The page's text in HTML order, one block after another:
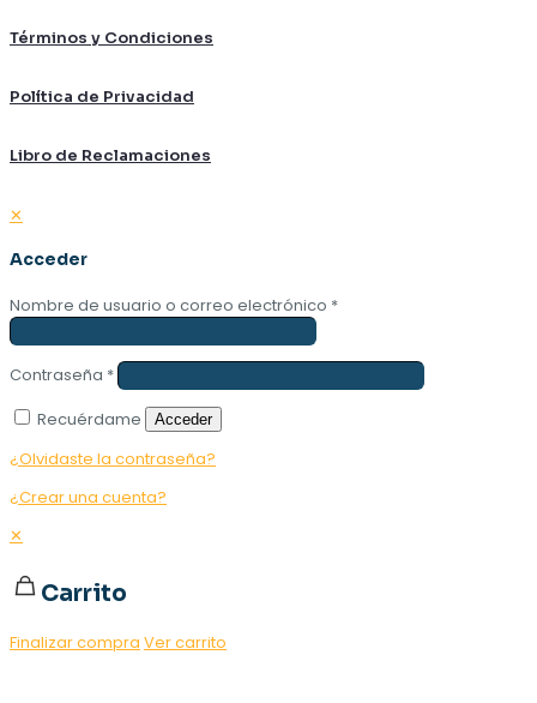
Términos y Condiciones
Política de Privacidad
Libro de Reclamaciones
✕
Acceder
Nombre de usuario o correo electrónico *
Contraseña *
Recuérdame
Acceder
¿Olvidaste la contraseña?
¿Crear una cuenta?
✕
Carrito
Finalizar compra Ver carrito